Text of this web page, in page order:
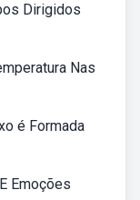
Dirigidos
Nas
é Formada
Emoções